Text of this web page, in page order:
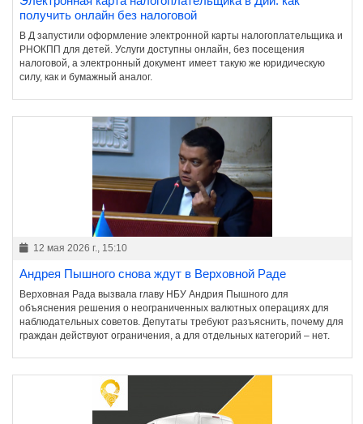
получить онлайн без налоговой
В Д запустили оформление электронной карты налогоплательщика и
РНОКПП для детей. Услуги доступны онлайн, без посещения
налоговой, а электронный документ имеет такую же юридическую
силу, как и бумажный аналог.
12 мая 2026 г., 15:10
Андрея Пышного снова ждут в Верховной Раде
Верховная Рада вызвала главу НБУ Андрия Пышного для
объяснения решения о неограниченных валютных операциях для
наблюдательных советов. Депутаты требуют разъяснить, почему для
граждан действуют ограничения, а для отдельных категорий – нет.